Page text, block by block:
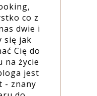
co z
dwie i
się jak
Cię do
na życie
jest
- znany